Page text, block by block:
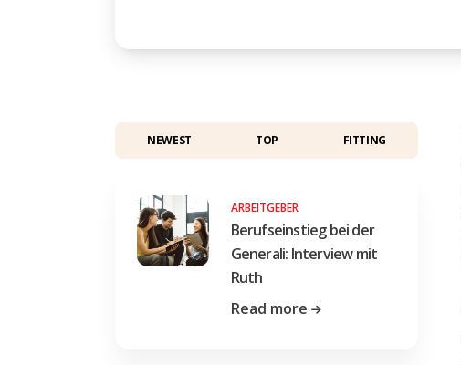
NEWEST TOP FITTING
ARBEITGEBER
Berufseinstieg bei der
Generali: Interview mit
Ruth
Read more